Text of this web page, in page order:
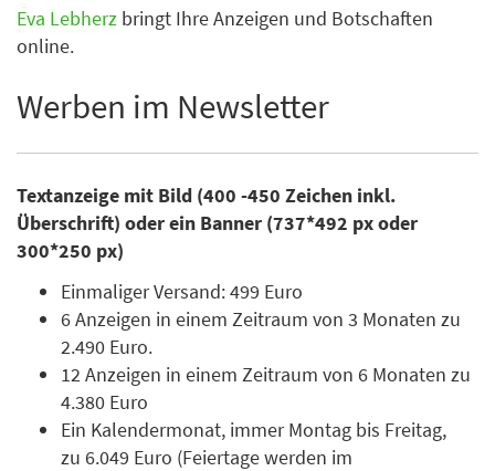
Eva Lebherz bringt Ihre Anzeigen und Botschaften
online.
Werben im Newsletter
Textanzeige mit Bild (400 -450 Zeichen inkl.
Überschrift) oder ein Banner (737*492 px oder
300*250 px)
Einmaliger Versand: 499 Euro
6 Anzeigen in einem Zeitraum von 3 Monaten zu
2.490 Euro.
12 Anzeigen in einem Zeitraum von 6 Monaten zu
4.380 Euro
Ein Kalendermonat, immer Montag bis Freitag,
zu 6.049 Euro (Feiertage werden im